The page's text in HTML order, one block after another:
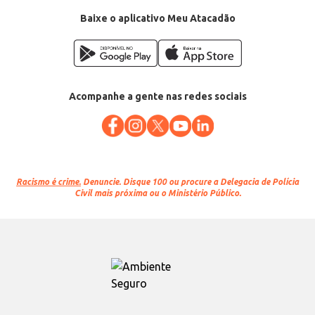
Baixe o aplicativo Meu Atacadão
Acompanhe a gente nas redes sociais
Racismo é crime. Denuncie. Disque 100 ou procure a Delegacia de Polícia
Civil mais próxima ou o Ministério Público.